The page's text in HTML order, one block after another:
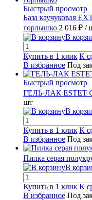
Быстрый просмотр
База каучуковая
горлышко 2 016 ₽ /
В
Купить в 1 клик К
В избранное Под
Быстрый просмотр
ГЕЛЬ-ЛАК ESTET
шт
В
Купить в 1 клик К
В избранное Под
Пилка серая
В
Купить в 1 клик К
В избранное Под